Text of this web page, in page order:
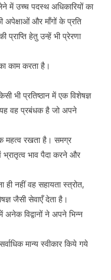
में उच्च पदस्थ अधिकारियों का
अपेक्षाओं और माँगों के प्रति
प्राप्ति हेतु उन्हें भी प्रेरणा
काम करता है।
भी प्रतिष्ठान में एक विशेषज्ञ
यह वह प्रबंधक है जो अपने
महत्व रखता है। समग्र
भ्रातृत्व भाव पैदा करने और
नहीं वह सहायता स्त्रोत,
जैसी सेवाएँ देता है।
विद्वानों ने अपने भिन्न
मान्य स्वीकार किये गये